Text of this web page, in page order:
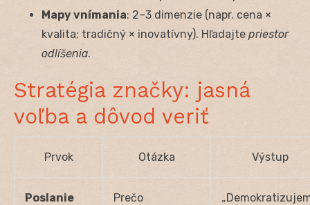
Mapy vnímania: 2–3 dimenzie (napr. cena ×
kvalita; tradičný × inovatívny). Hľadajte priestor
odlíšenia.
Stratégia značky: jasná
voľba a dôvod veriť
Prvok Otázka Výstup
Poslanie
Prečo